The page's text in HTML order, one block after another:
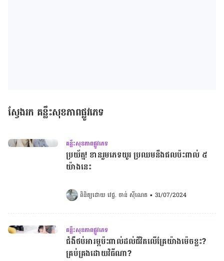
ស្វែងរក គន្លឹះសុខភាពផ្លូវភេទ
គន្លឹះសុខភាពផ្លូវភេទ
ប្រយ័ត្ន! ខានរួមភេទយូរ ប្រឈមនឹងផលប៉ះពាល់ ៥
យ៉ាងនេះ
ពិនិត្យដោយ វេជ្ជ. ចាន់ ស៊ីណេត • 31/07/2024
គន្លឹះសុខភាពផ្លូវភេទ
ជំងឺថប់អារម្ភប៉ះពាល់ដល់ជីវិតលើគ្រែយ៉ាងម៉េចខ្លះ?
គ្រប់គ្រងដោយវិធីណា?